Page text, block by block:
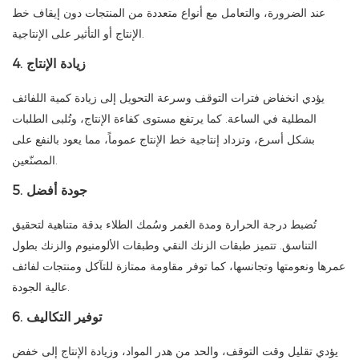
عند الضرورة، والتعامل مع أنواع متعددة من المنتجات دون إيقاف خط
الإنتاج أو التأثير على الإنتاجية.
4. زيادة الإنتاج
يؤدي انخفاض فترات التوقف وسرعة التحويل إلى زيادة كمية اللفائف
المطلية في الساعة. كما يرتفع مستوى كفاءة الإنتاج، وتُلبى الطلبات
بشكل أسرع، وتزداد إنتاجية خط الإنتاج عموماً، مما يعود بالنفع على
المصنّعين.
5. جودة أفضل
تُضبط درجة الحرارة ومدة الغمر وسُمك الطلاء بدقة متناهية لتحقيق
التناسق. تتميز طبقات الزنك النقي وطبقات الألومنيوم والزنك بطول
عمرها ونعومتها وتجانسها، كما توفر مقاومة ممتازة للتآكل ومنتجات لفائف
عالية الجودة.
6. توفير التكاليف
يؤدي تقليل وقت التوقف، والحد من هدر المواد، وزيادة الإنتاج إلى خفض